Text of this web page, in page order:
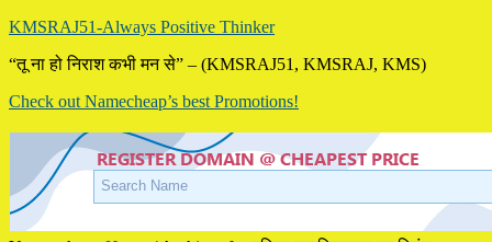
KMSRAJ51-Always Positive Thinker
“तू ना हो निराश कभी मन से” – (KMSRAJ51, KMSRAJ, KMS)
Check out Namecheap’s best Promotions!